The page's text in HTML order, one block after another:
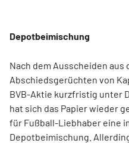
Depotbeimischung
Nach dem Ausscheiden aus
Abschiedsgerüchten von
BVB-Aktie kurzfristig unter
hat sich das Papier wieder
für Fußball-Liebhaber eine
Depotbeimischung.